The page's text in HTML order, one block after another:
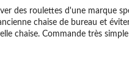
des roulettes d'une marque
chaise de bureau et
chaise. Commande très